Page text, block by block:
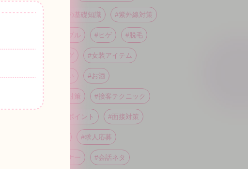
#メイクの基礎知識 #紫外線対策
#肌トラブル #ヒゲ #脱毛
#ウィッグ #女装アイテム
#二日酔い #お酒
#むくみ対策 #接客テクニック
#接客のポイント #面接対策
#求人応募
#対人マナー #会話ネタ